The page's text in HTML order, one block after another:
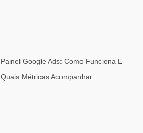
Painel Google Ads: Como Funciona E
Quais Métricas Acompanhar